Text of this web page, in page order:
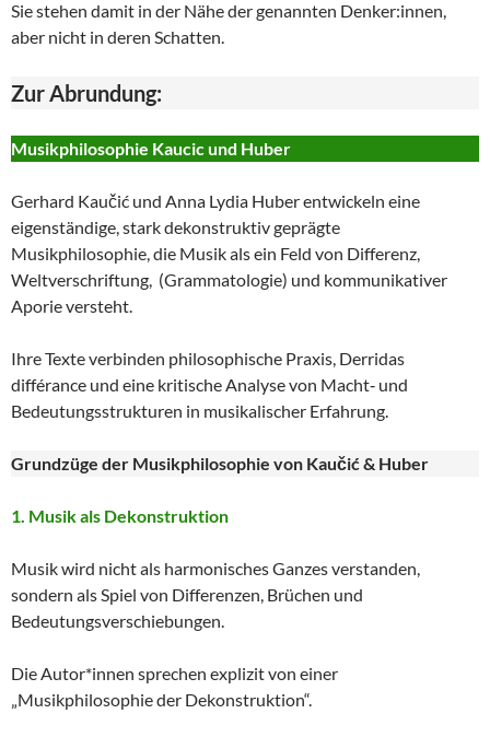
Sie stehen damit in der Nähe der genannten Denker:innen,
aber nicht in deren Schatten.
Zur Abrundung:
Musikphilosophie Kaucic und Huber
Gerhard Kaučić und Anna Lydia Huber entwickeln eine
eigenständige, stark dekonstruktiv geprägte
Musikphilosophie, die Musik als ein Feld von Differenz,
Weltverschriftung, (Grammatologie) und kommunikativer
Aporie versteht.
Ihre Texte verbinden philosophische Praxis, Derridas
différance und eine kritische Analyse von Macht‑ und
Bedeutungsstrukturen in musikalischer Erfahrung.
Grundzüge der Musikphilosophie von Kaučić & Huber
1. Musik als Dekonstruktion
Musik wird nicht als harmonisches Ganzes verstanden,
sondern als Spiel von Differenzen, Brüchen und
Bedeutungsverschiebungen.
Die Autor*innen sprechen explizit von einer
„Musikphilosophie der Dekonstruktion“.